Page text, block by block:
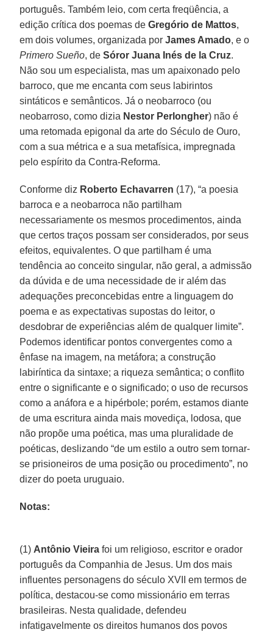
português. Também leio, com certa freqüência, a
edição crítica dos poemas deGregório de Mattos,
em dois volumes, organizada porJames Amado, e o
Primero Sueño, deSóror Juana Inés de la Cruz.
Não sou um especialista, mas um apaixonado pelo
barroco, que me encanta com seus labirintos
sintáticos e semânticos. Já o neobarroco (ou
neobarroso, como dizia Nestor Perlongher) não é
uma retomada epigonal da arte do Século de Ouro,
com a sua métrica e a sua metafísica, impregnada
pelo espírito da Contra-Reforma.
Conforme diz Roberto Echavarren (17), “a poesia
barroca e a neobarroca não partilham
necessariamente os mesmos procedimentos, ainda
que certos traços possam ser considerados, por seus
efeitos, equivalentes. O que partilham é uma
tendência ao conceito singular, não geral, a admissão
da dúvida e de uma necessidade de ir além das
adequações preconcebidas entre a linguagem do
poema e as expectativas supostas do leitor, o
desdobrar de experiências além de qualquer limite”.
Podemos identificar pontos convergentes como a
ênfase na imagem, na metáfora; a construção
labiríntica da sintaxe; a riqueza semântica; o conflito
entre o significante e o significado; o uso de recursos
como a anáfora e a hipérbole; porém, estamos diante
de uma escritura ainda mais movediça, lodosa, que
não propõe uma poética, mas uma pluralidade de
poéticas, deslizando “de um estilo a outro sem tornar-
se prisioneiros de uma posição ou procedimento”, no
dizer do poeta uruguaio.
Notas:
(1) Antônio Vieira foi um religioso, escritor e orador
português da Companhia de Jesus. Um dos mais
influentes personagens do século XVII em termos de
política, destacou-se como missionário em terras
brasileiras. Nesta qualidade, defendeu
infatigavelmente os direitos humanos dos povos